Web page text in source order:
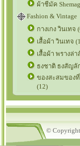
ผ้าชีมัค
Fashion & Vintage
กางเกง วินเทจ
เสื้อผ้า วินเทจ
เสื้อผ้า พรางล่า
ธงชาติ ธงสัญลั
ของสะสมของ
(12)
© Copyright